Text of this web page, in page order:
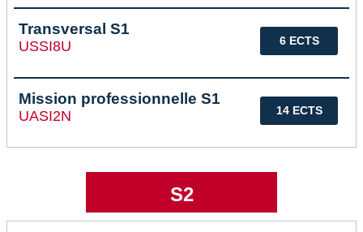
6 ECTS
Transversal S1
USSI8U
14 ECTS
Mission professionnelle S1
UASI2N
S2